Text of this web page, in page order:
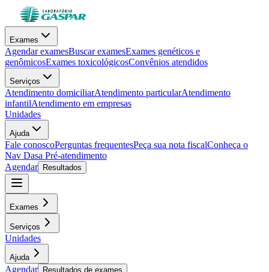
Exames
Agendar examesBuscar examesExames genéticos e
genômicosExames toxicológicosConvênios atendidos
Serviços
Atendimento domiciliarAtendimento particularAtendimento
infantilAtendimento em empresas
Unidades
Ajuda
Fale conoscoPerguntas frequentesPeça sua nota fiscalConheça o
Nav Dasa Pré-atendimento
Agendar
Resultados
Exames
Serviços
Unidades
Ajuda
Agendar Resultados de exames